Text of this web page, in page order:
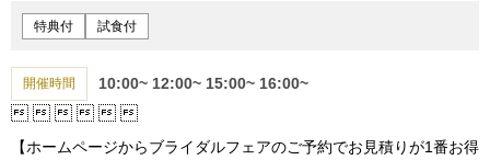
特典付 試食付
開催時間 10:00~ 12:00~ 15:00~ 16:00~
【ホームページからブライダルフェアのご予約でお見積りが1番お得